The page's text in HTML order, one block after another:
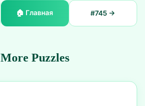
🏠 Главная #745 →
More Puzzles